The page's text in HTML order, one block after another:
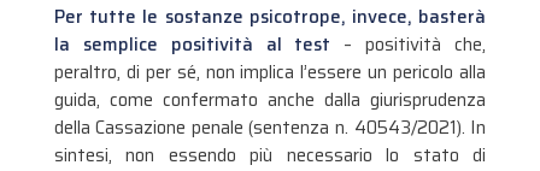
Per tutte le sostanze psicotrope, invece, basterà
la semplice positività al test – positività che,
peraltro, di per sé, non implica l’essere un pericolo alla
guida, come confermato anche dalla giurisprudenza
della Cassazione penale (sentenza n. 40543/2021). In
sintesi, non essendo più necessario lo stato di